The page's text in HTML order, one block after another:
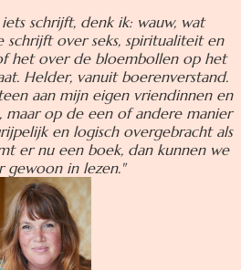
iets schrijft, denk ik: wauw, wat
schrijft over seks, spiritualiteit en
het over de bloembollen op het
Helder, vanuit boerenverstand.
aan mijn eigen vriendinnen en
op de een of andere manier
en logisch overgebracht als
er nu een boek, dan kunnen we
gewoon in lezen."